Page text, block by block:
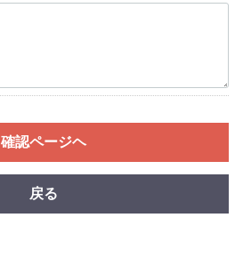
確認ページヘ
戻る